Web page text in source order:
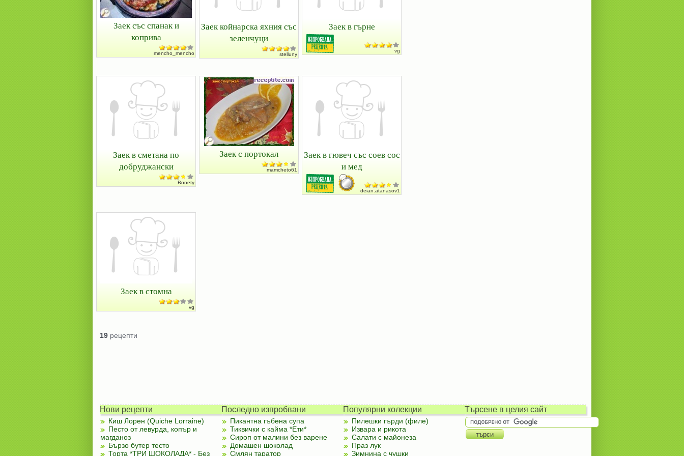
Заек със спанак и
коприва
mencho_mencho
Заек койнарска яхния със
зеленчуци
stelluny
Заек в гърне
vg
Заек в сметана по
добруджански
Bonety
Заек с портокал
mamcheto61
Заек в гювеч със соев сос
и мед
deian.atanasov1
Заек в стомна
vg
19 рецепти
Нови рецепти
Киш Лорен (Quiche Lorraine)
Песто от левурда, копър и
магданоз
Бързо бутер тесто
Торта *ТРИ ШОКОЛАДА* - Без
Последно изпробвани
Пикантна гъбена супа
Тиквички с кайма *Ети*
Сироп от малини без варене
Домашен шоколад
Смлян таратор
Популярни колекции
Пилешки гърди (филе)
Извара и рикота
Салати с майонеза
Праз лук
Зимнина с чушки
Търсене в целия сайт